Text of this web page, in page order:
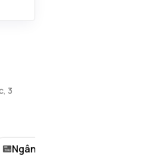
3
Ngân hàng